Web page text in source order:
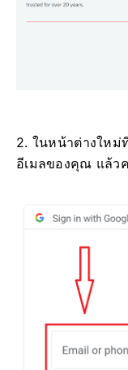
2. ในหน้าต่างใหม่
อีเมลของคุณ แล้ว